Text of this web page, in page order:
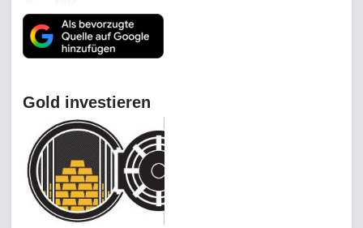
Gold investieren